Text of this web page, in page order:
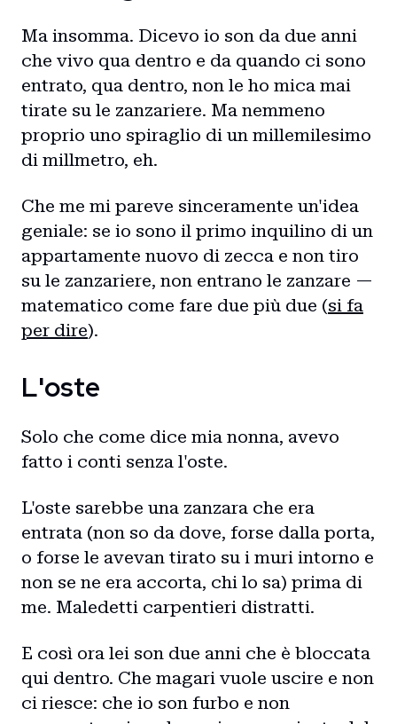
Ma insomma. Dicevo io son da due anni
che vivo qua dentro e da quando ci sono
entrato, qua dentro, non le ho mica mai
tirate su le zanzariere. Ma nemmeno
proprio uno spiraglio di un millemilesimo
di millmetro, eh.
Che me mi pareve sinceramente un'idea
geniale: se io sono il primo inquilino di un
appartamente nuovo di zecca e non tiro
su le zanzariere, non entrano le zanzare —
matematico come fare due più due (si fa
per dire).
L'oste
Solo che come dice mia nonna, avevo
fatto i conti senza l'oste.
L'oste sarebbe una zanzara che era
entrata (non so da dove, forse dalla porta,
o forse le avevan tirato su i muri intorno e
non se ne era accorta, chi lo sa) prima di
me. Maledetti carpentieri distratti.
E così ora lei son due anni che è bloccata
qui dentro. Che magari vuole uscire e non
ci riesce: che io son furbo e non